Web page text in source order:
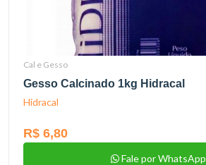
Cal e Gesso
Gesso Calcinado 1kg Hidracal
Hidracal
R$ 6,80
Fale por WhatsApp